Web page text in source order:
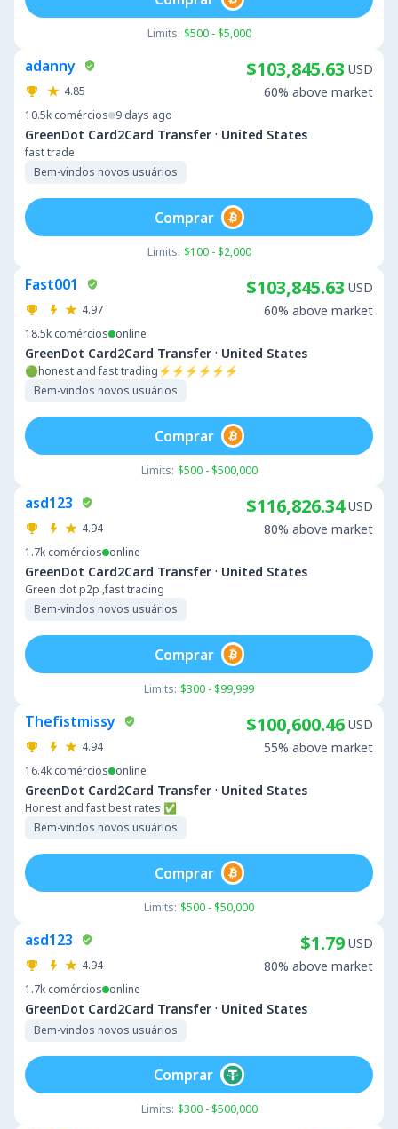
Limits: $500 - $5,000
adanny
4.85
10.5k comércios 9 days ago
GreenDot Card2Card Transfer · United States
fast trade
Bem-vindos novos usuários
$103,845.63 USD
60% above market
Limits: $100 - $2,000
Comprar
Fast001
4.97
18.5k comércios online
GreenDot Card2Card Transfer · United States
🟢honest and fast trading⚡⚡⚡⚡⚡⚡
Bem-vindos novos usuários
$103,845.63 USD
60% above market
Limits: $500 - $500,000
Comprar
asd123
4.94
1.7k comércios online
GreenDot Card2Card Transfer · United States
Green dot p2p ,fast trading
Bem-vindos novos usuários
$116,826.34 USD
80% above market
Limits: $300 - $99,999
Comprar
Thefistmissy
4.94
16.4k comércios online
GreenDot Card2Card Transfer · United States
Honest and fast best rates ✅
Bem-vindos novos usuários
$100,600.46 USD
55% above market
Limits: $500 - $50,000
Comprar
asd123
4.94
1.7k comércios online
GreenDot Card2Card Transfer · United States
Bem-vindos novos usuários
$1.79 USD
80% above market
Limits: $300 - $500,000
Comprar